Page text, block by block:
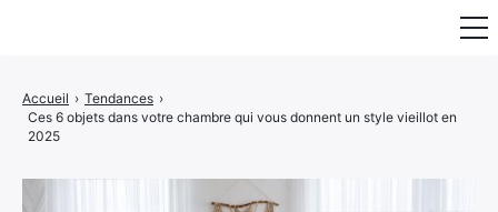
Accueil › Tendances ›
Ces 6 objets dans votre chambre qui vous donnent un style vieillot en
2025
Mobilier & Rangement
Luminaire